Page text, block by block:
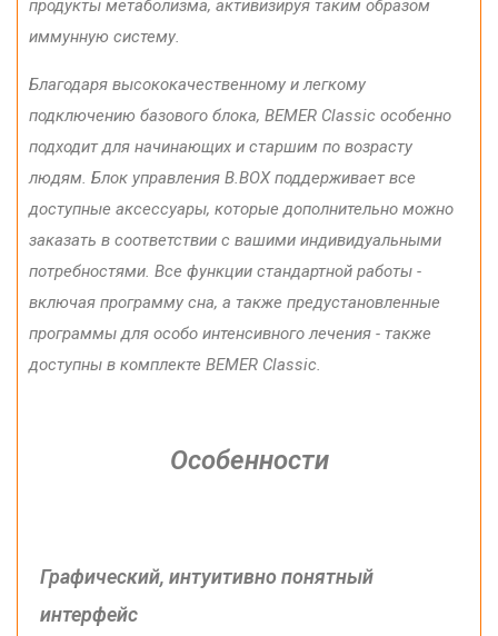
продукты метаболизма, активизируя таким образом
иммунную систему.
Благодаря высококачественному и легкому
подключению базового блока, BEMER Classic особенно
подходит для начинающих и старшим по возрасту
людям. Блок управления B.BOX поддерживает все
доступные аксессуары, которые дополнительно можно
заказать в соответствии с вашими индивидуальными
потребностями. Все функции стандартной работы -
включая программу сна, а также предустановленные
программы для особо интенсивного лечения - также
доступны в комплекте BEMER Classic.
Особенности
Графический, интуитивнопонятный
интерфейс